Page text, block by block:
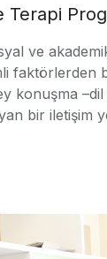
ve akademik
faktörlerden
konuşma –dil
bir iletişim